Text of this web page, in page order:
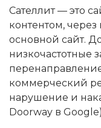
Сателлит — это
контентом,
основной сайт.
низкочастотные
коммерческий
нарушение и
Doorway в